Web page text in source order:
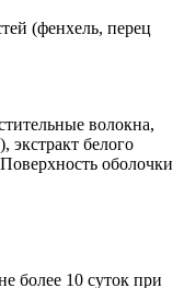
(фенхель, перец
волокна,
экстракт белого
оболочки
более 10 суток при